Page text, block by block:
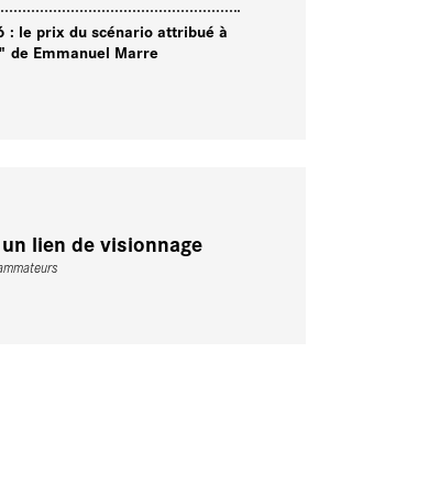
: le prix du scénario attribué à
de Emmanuel Marre
lien de visionnage